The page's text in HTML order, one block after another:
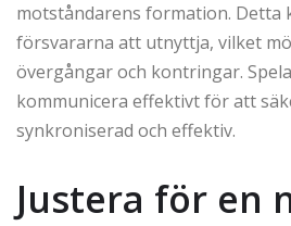
motståndarens formation. Detta
försvararna att utnyttja, vilket
övergångar och kontringar.
kommunicera effektivt för att
synkroniserad och effektiv.
Justera för en